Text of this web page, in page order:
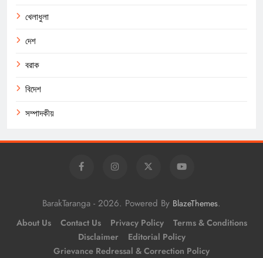
খেলাধুলা
দেশ
বরাক
বিদেশ
সম্পাদকীয়
BarakTaranga - 2026. Powered By BlazeThemes.
About Us Contact Us Privacy Policy
Terms & Conditions
Disclaimer
Editorial Policy
Grievance Redressal & Correction Policy